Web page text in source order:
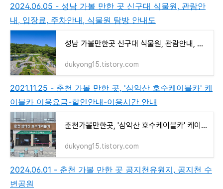
2024.06.05 - 성남 가볼 만한 곳 신구대 식물원, 관람안
내, 입장료, 주차안내, 식물원 탐방 안내도
성남 가볼만한곳 신구대 식물원, 관람안내, 입장료, 주차안내, 식물원 탐방 안내도
dukyong15.tistory.com
2021.11.25 - 춘천 가볼 만한 곳, '삼악산 호수케이블카' 케
이블카 이용요금-할인안내-이용시간 안내
춘천가볼만한곳, '삼악산 호수케이블카' 케이블카 이용요금-할인안내-이용시간 안내
dukyong15.tistory.com
2024.06.01 - 춘천 가볼 만한 곳 공지천유원지, 공지천 수
변공원